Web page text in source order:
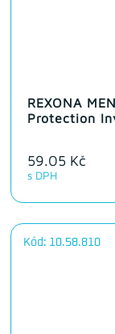
REXONA
Protection
59.05 Kč
s DPH
Kód: 10.58.810